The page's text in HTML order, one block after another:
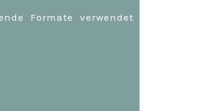
Formate verwendet